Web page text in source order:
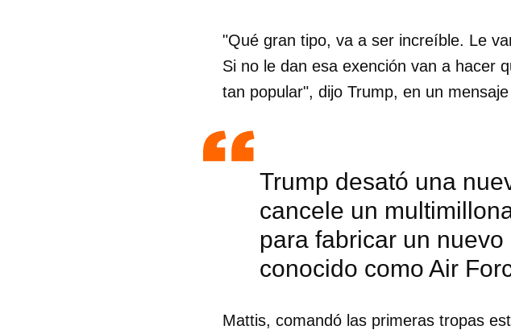
"Qué gran tipo, va a ser increíble. Le
Si no le dan esa exención van a hacer
tan popular", dijo Trump, en un
Trump desató una
cancele un
para fabricar un
conocido como Air
Mattis, comandó las primeras tropas